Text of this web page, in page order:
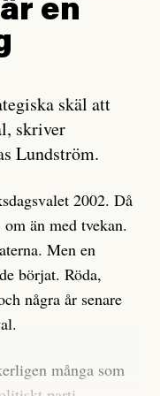
för att inte skapa
”vad som
bidrar bara till
inte ett enda bevis
Det som läsaren
politiska åsikter
innehåll på sina
inte förstår sig
tydligen finns
saker som
på personen,
en
skäl att
skriver
Lundström.
2002. Då
än med tvekan.
Men en
börjat. Röda,
några år senare
många som